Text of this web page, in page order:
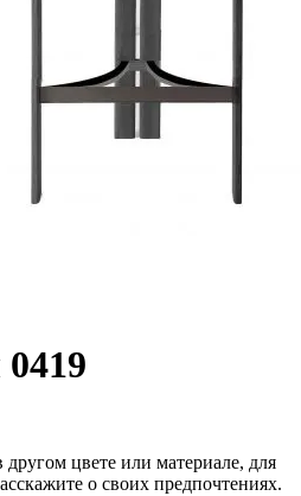
другом цвете или материале, для
о своих предпочтениях.